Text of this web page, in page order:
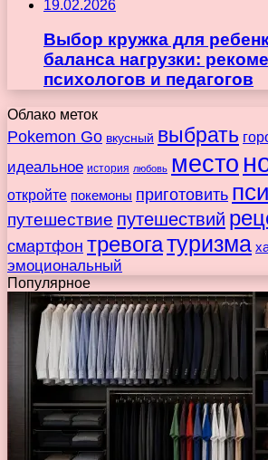
19.02.2026
Выбор кружка для
баланса нагрузки:
психологов и педагогов
Облако меток
Pokemon Go вкусный выбрать
идеальное история любовь место
откройте покемоны приготовить
путешествие путешествий
смартфон тревогатуризма
эмоциональный
Популярное